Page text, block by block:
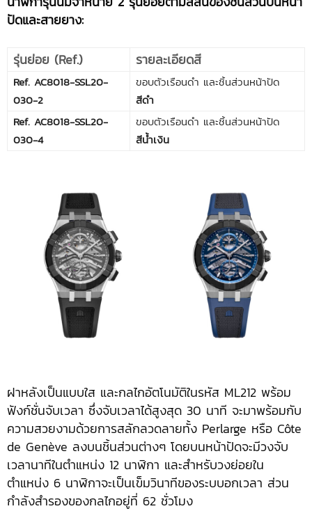
ปัดและสายยาง:
รุ่นย่อย (Ref.) รายละเอียดสี
Ref. AC8018-SSL20-
030-2
ขอบตัวเรือนดำ และชิ้นส่วนหน้าปัด
สีดำ
Ref. AC8018-SSL20-
030-4
ขอบตัวเรือนดำ และชิ้นส่วนหน้าปัด
สีน้ำเงิน
ฝาหลังเป็นแบบใส และกลไกอัตโนมัติในรหัส ML212 พร้อม
ฟังก์ชั่นจับเวลา ซึ่งจับเวลาได้สูงสุด 30 นาที จะมาพร้อมกับ
ความสวยงามด้วยการสลักลวดลายทั้ง Perlarge หรือ Côte
de Genève ลงบนชิ้นส่วนต่างๆ โดยบนหน้าปัดจะมีวงจับ
เวลานาทีในตำแหน่ง 12 นาฬิกา และสำหรับวงย่อยใน
ตำแหน่ง 6 นาฬิกาจะเป็นเข็มวินาทีของระบบอกเวลา ส่วน
กำลังสำรองของกลไกอยู่ที่ 62 ชั่วโมง